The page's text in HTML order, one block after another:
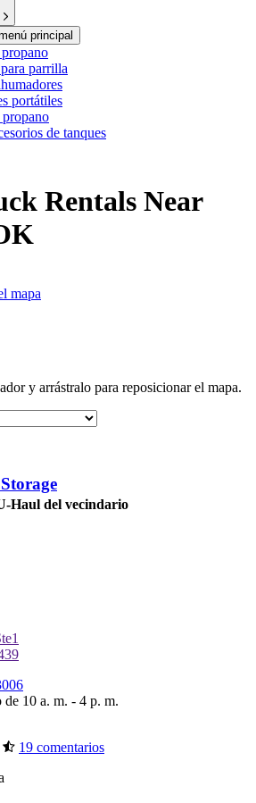
principal
parrilla
portátiles
propano
de tanques
Rentals Near
mapa
y arrástralo para reposicionar el mapa.
Haul del vecindario
10 a. m. - 4 p. m.
19 comentarios